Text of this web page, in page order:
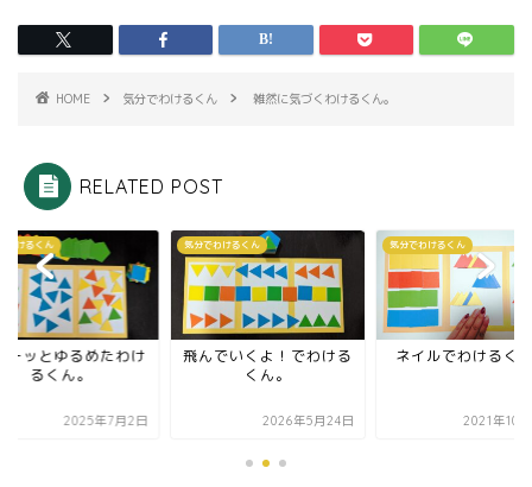
HOME 気分でわけるくん 雑然に気づくわけるくん。
RELATED POST
わけるくん
ーッとゆるめたわけ
るくん。
2025年7月2日
気分でわけるくん
飛んでいくよ！でわける
くん。
2026年5月24日
気分でわけるくん
ネイルでわけるく
2021年10